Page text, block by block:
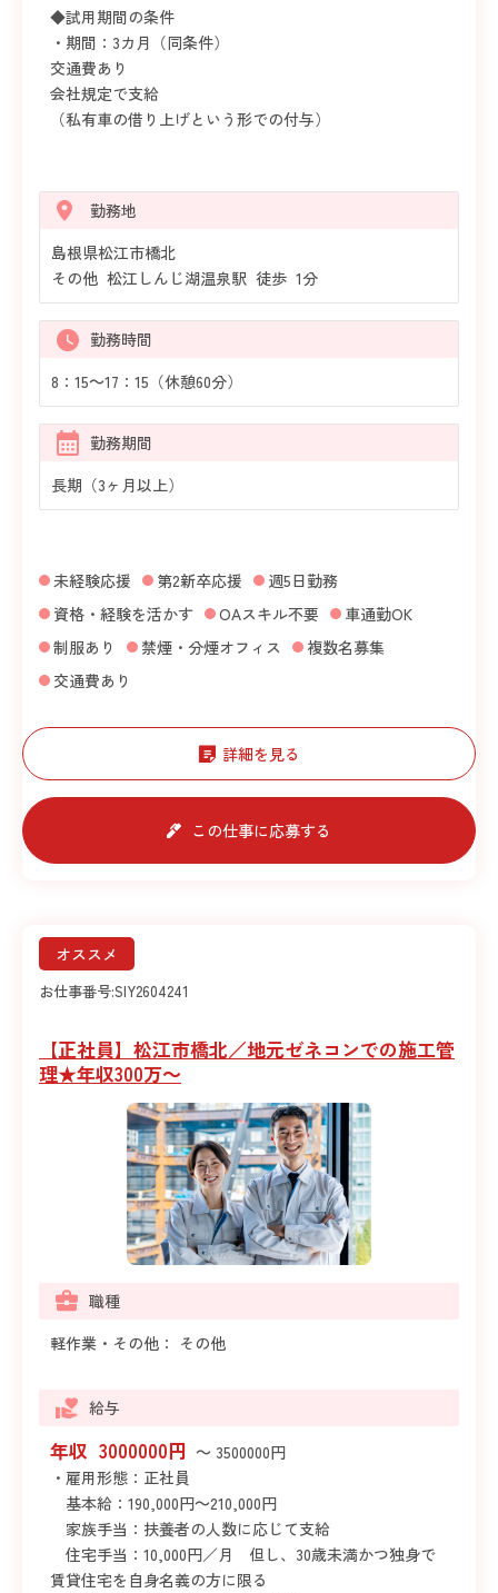
◆試用期間の条件
・期間：3カ月（同条件）
交通費あり
会社規定で支給
（私有車の借り上げという形での付与）
勤務地
島根県松江市橋北
その他 松江しんじ湖温泉駅 徒歩 1分
勤務時間
8：15～17：15（休憩60分）
勤務期間
長期（3ヶ月以上）
未経験応援 第2新卒応援
週5日勤務
資格・経験を活かす
OAスキル不要
車通勤OK
制服あり
禁煙・分煙オフィス
複数名募集
交通費あり
詳細を見る
この仕事に応募する
オススメ
お仕事番号:SIY2604241
【正社員】松江市橋北／地元ゼネコンでの施工管
理★年収300万～
職種
軽作業・その他： その他
給与
年収 3000000円 ～ 3500000円
・雇用形態：正社員
基本給：190,000円～210,000円
家族手当：扶養者の人数に応じて支給
住宅手当：10,000円／月 但し、30歳未満かつ独身で
賃貸住宅を自身名義の方に限る